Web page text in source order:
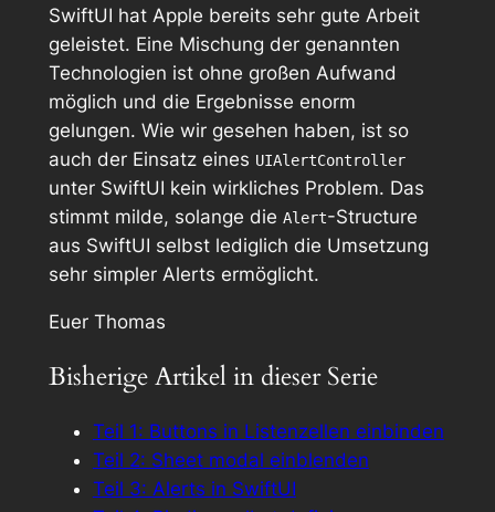
SwiftUI hat Apple bereits sehr gute Arbeit
geleistet. Eine Mischung der genannten
Technologien ist ohne großen Aufwand
möglich und die Ergebnisse enorm
gelungen. Wie wir gesehen haben, ist so
auch der Einsatz eines UIAlertController
unter SwiftUI kein wirkliches Problem. Das
stimmt milde, solange die Alert-Structure
aus SwiftUI selbst lediglich die Umsetzung
sehr simpler Alerts ermöglicht.
Euer Thomas
Bisherige Artikel in dieser Serie
Teil 1: Buttons in Listenzellen einbinden
Teil 2: Sheet modal einblenden
Teil 3: Alerts in SwiftUI